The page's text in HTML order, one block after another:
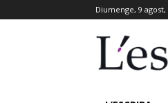
Diumenge, 9 agost,